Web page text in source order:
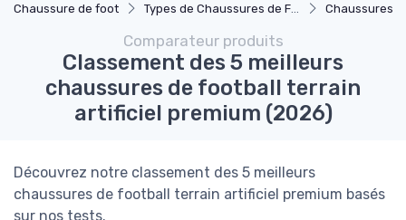
Chaussure de foot Types de Chaussures de Football Chaussures pour
Comparateur produits
Classement des 5 meilleurs
chaussures de football terrain
artificiel premium (2026)
Découvrez notre classement des 5 meilleurs
chaussures de football terrain artificiel premium basés
sur nos tests.